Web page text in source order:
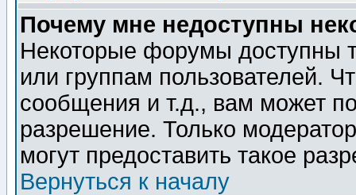
Почему мне недоступны
Некоторые форумы доступны
или группам пользователей.
сообщения и т.д., вам может
разрешение. Только
могут предоставить такое
Вернуться к началу